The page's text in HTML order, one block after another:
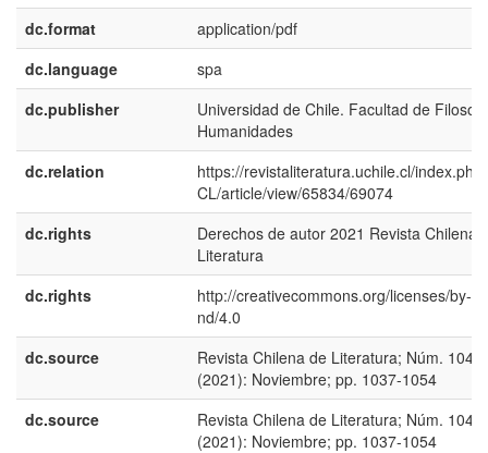
dc.format
application/pdf
dc.language
spa
dc.publisher
Universidad de Chile. Facultad de
Humanidades
dc.relation
https://revistaliteratura.uchile.cl/
CL/article/view/65834/69074
dc.rights
Derechos de autor 2021 Revista Chilena
Literatura
dc.rights
http://creativecommons.org/licenses/by-
nd/4.0
dc.source
Revista Chilena de Literatura; Núm. 104
(2021): Noviembre; pp. 1037-1054
dc.source
Revista Chilena de Literatura; Núm. 104
(2021): Noviembre; pp. 1037-1054